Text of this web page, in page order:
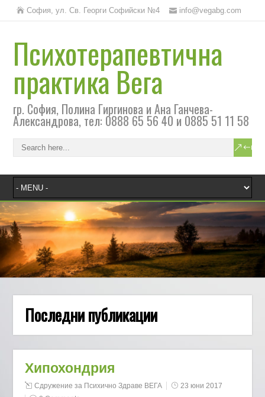
София, ул. Св. Георги Софийски №4 info@vegabg.com
Психотерапевтична
практика Вега
гр. София, Полина Гиргинова и Ана Ганчева-
Александрова, тел: 0888 65 56 40 и 0885 51 11 58
Последни публикации
Хипохондрия
Сдружение за Психично Здраве ВЕГА
23 юни 2017